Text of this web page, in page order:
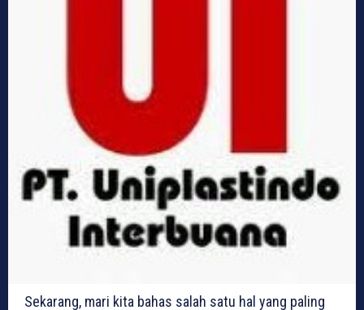
Sekarang, mari kita bahas salah satu hal yang paling